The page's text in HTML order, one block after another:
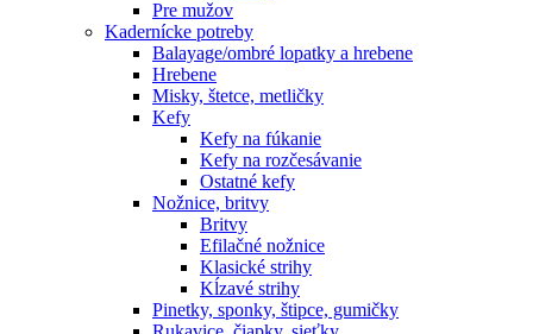
Pre mužov
Kadernícke potreby
Balayage/ombré lopatky a hrebene
Hrebene
Misky, štetce, metličky
Kefy
Kefy na fúkanie
Kefy na rozčesávanie
Ostatné kefy
Nožnice, britvy
Britvy
Efilačné nožnice
Klasické strihy
Kĺzavé strihy
Pinetky, sponky, štipce, gumičky